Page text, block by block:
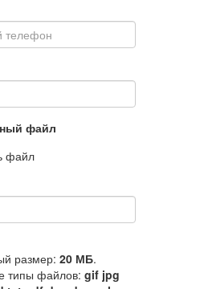
файл
файл
размер: 20 МБ.
типы файлов: gif jpg